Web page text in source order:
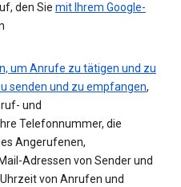
den Sie mit Ihrem Google-
um Anrufe zu tätigen und zu
senden und zu empfangen,
und
Telefonnummer, die
Angerufenen,
Adressen von Sender und
von Anrufen und